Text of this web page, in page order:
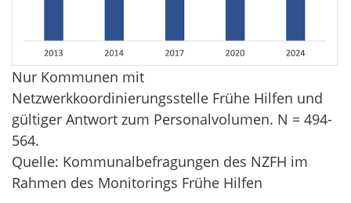
Nur Kommunen mit
Netzwerkkoordinierungsstelle Frühe Hilfen und
gültiger Antwort zum Personalvolumen. N = 494-
564.
Quelle: Kommunalbefragungen des NZFH im
Rahmen des Monitorings Frühe Hilfen